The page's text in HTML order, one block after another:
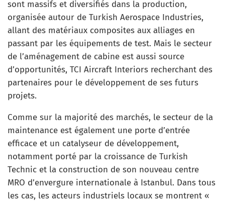
sont massifs et diversifiés dans la production,
organisée autour de Turkish Aerospace Industries,
allant des matériaux composites aux alliages en
passant par les équipements de test. Mais le secteur
de l’aménagement de cabine est aussi source
d’opportunités, TCI Aircraft Interiors recherchant des
partenaires pour le développement de ses futurs
projets.
Comme sur la majorité des marchés, le secteur de la
maintenance est également une porte d’entrée
efficace et un catalyseur de développement,
notamment porté par la croissance de Turkish
Technic et la construction de son nouveau centre
MRO d’envergure internationale à Istanbul. Dans tous
les cas, les acteurs industriels locaux se montrent «